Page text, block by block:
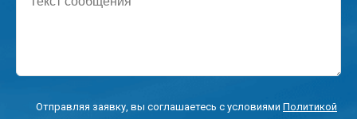
сообщения
Отправляя заявку, вы соглашаетесь с условиями Политикой